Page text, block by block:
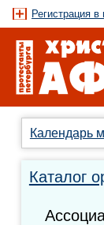
Регистрация
Календарь
Каталог